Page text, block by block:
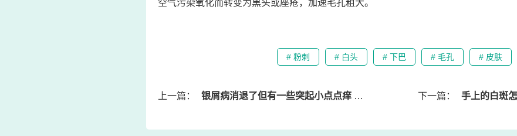
空气污染氧化而转变为黑头或座疮，加速毛孔粗大。
# 粉刺 # 白头 # 下巴 # 毛孔 # 皮肤
上一篇： 银屑病消退了但有一些突起小点点痒 银屑病消退起小疙瘩 下一篇： 手上的白斑怎